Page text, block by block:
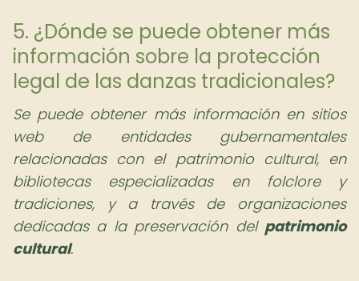
5. ¿Dónde se puede obtener más
información sobre la protección
legal de las danzas tradicionales?
Se puede obtener más información en sitios
web de entidades gubernamentales
relacionadas con el patrimonio cultural, en
bibliotecas especializadas en folclore y
tradiciones, y a través de organizaciones
dedicadas a la preservación del patrimonio
cultural.